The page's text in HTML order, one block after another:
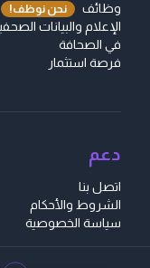
وظائف
نحن نوظف!
الإعلام والبيانات
في الصحافة
فرصة استثمار
دعم
اتصل بنا
الشروط والأحكام
سياسة الخصوصية